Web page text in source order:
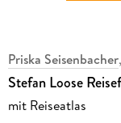
Priska Seisenbacher,
Stefan Loose
mit Reiseatlas